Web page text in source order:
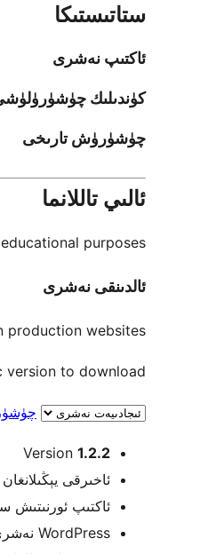
ستاتىستىكا
ئاكتىپ نەشرى
كۈندىلىك
چۈشۈرۈش تارىخى
ئالىي تاللانما
purposes.
ئالدىنقى نەشرى
production websites.
version to download.
چۈشۈر
Meta
Version 1.2.2
ئاخىرقى
ئاكتىپ ئورنىتىش
WordPress نەشرى